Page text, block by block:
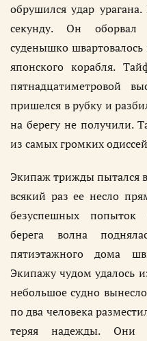
обрушился удар
секунду. Он оборвал
суденышко швартовалось
японского корабля.
пятнадцатиметровой
пришелся в рубку и
на берегу не получили.
из самых громких
Экипаж трижды пытался
всякий раз ее несло
безуспешных попыток
берега волна
пятиэтажного дома
Экипажу чудом удалось
небольшое судно
по два человека
теряя надежды.